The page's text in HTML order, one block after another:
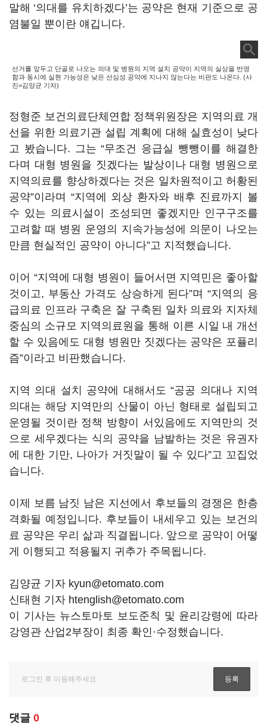
말해 ‘의대를 유치하겠다’는 공약은 현재 기준으로 공
염불일 뿐이란 얘깁니다.
선거를 앞두고 단골로 나오는 의대 및 병원의 지역 설치 공약이 지역의 실상을 반영
함과 동시에 실현 가능성은 낮은 선심성 공약에 지나지 않는다는 비판도 나온다. (사
진=김양균 기자)
정형준 보건의료단체연합 정책위원장은 지역의료 개
선을 위한 의료기관 설립 계획에 대해 실효성이 낮다
고 봤습니다. 그는 “무조건 응급실 뺑뺑이를 해결한
다며 대형 병원을 짓겠다는 발상이나 대형 병원으로
지역의료를 향상하겠다는 것은 일차원적이고 허황된
공약”이라며 “지역에 외상 환자와 배후 진료까지 볼
수 있는 의료시설이 조성되면 좋겠지만 인구구조를
고려할 때 병원 운영의 지속가능성에 의문이 나오는
만큼 현실적인 공약이 아니다”고 지적했습니다.
이어 “지역에 대형 병원이 들어서면 지역민은 좋아할
것이고, 부동산 가격도 상승하게 된다”며 “지역의 응
급의료 인프라 구축은 잘 구축된 일차 의료와 지자체
중심의 소규모 지역의료원을 통해 이른 시일 내 개선
할 수 있음에도 대형 병원만 짓겠다는 공약은 포퓰리
즘”이라고 비판했습니다.
지역 의대 설치 공약에 대해서도 “공공 의대나 지역
의대는 해당 지역만의 산물이 아닌 형태로 설립되고
운영될 것이란 정책 방향이 서있음에도 지역만의 것
으로 세우겠다는 식의 공약을 남발하는 것은 유권자
에 대한 기만, 나아가 거짓말이 될 수 있다”고 꼬집었
습니다.
이제 보름 남짓 남은 지선에서 후보들의 경쟁은 한층
격화될 예정입니다. 후보들이 내세우고 있는 보건의
료 공약은 우리 삶과 직결됩니다. 앞으로 공약이 어떻
게 이행되고 적용될지 귀추가 주목됩니다.
김양균 기자 kyun@etomato.com
신태현 기자 htenglish@etomato.com
이 기사는 뉴스토마토 보도준칙 및 윤리강령에 따라
강영관 산업2부장이 최종 확인·수정했습니다.
댓글 0